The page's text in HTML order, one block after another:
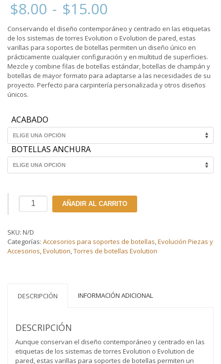
$8.00 - $15.00
precios:
desde
$8.00
hasta
$15.00
Conservando el diseño contemporáneo y centrado en las etiquetas
de los sistemas de torres Evolution o Evolution de pared, estas
varillas para soportes de botellas permiten un diseño único en
prácticamente cualquier configuración y en multitud de superficies.
Mezcle y combine filas de botellas estándar, botellas de champán y
botellas de mayor formato para adaptarse a las necesidades de su
proyecto. Perfecto para carpintería personalizada y otros diseños
únicos.
ACABADO
BOTELLAS ANCHURA
Varillas
botellas
de
vino
AÑADIR AL CARRITO
SKU: N/D
Categorías: Accesorios para soportes de botellas,Evolución Piezas y
Accesorios,Evolution,Torres de botellas Evolution
DESCRIPCIÓN INFORMACIÓN ADICIONAL
DESCRIPCIÓN
Aunque conservan el diseño contemporáneo y centrado en las
etiquetas de los sistemas de torres Evolution o Evolution de
pared, estas varillas para soportes de botellas permiten un